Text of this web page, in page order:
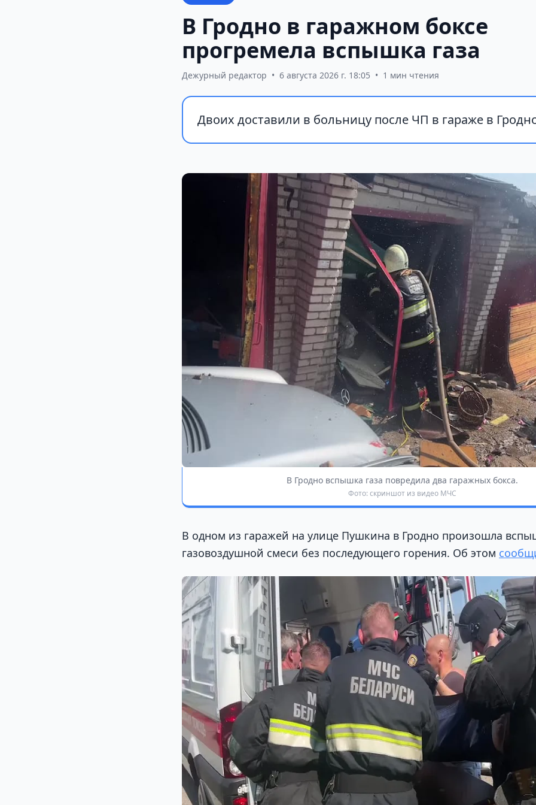
В Гродно в гаражном боксе
прогремела вспышка газа
Дежурный редактор • 6 августа 2026 г. 18:05 • 1 мин чтения
Двоих доставили в больницу после ЧП в гараже в
В Гродно вспышка газа повредила два гаражных бокса.
Фото: скриншот из видео МЧС
В одном из гаражей на улице Пушкина в Гродно произошла
газовоздушной смеси без последующего горения. Об этом